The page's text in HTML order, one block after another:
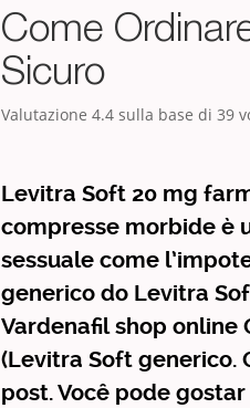
Come
Sicuro
Valutazione 4.4 sulla base di 39
Levitra Soft 20 mg
compresse morbide è
sessuale come
generico do Levitra
Vardenafil shop online
(Levitra Soft generico.
post. Você pode